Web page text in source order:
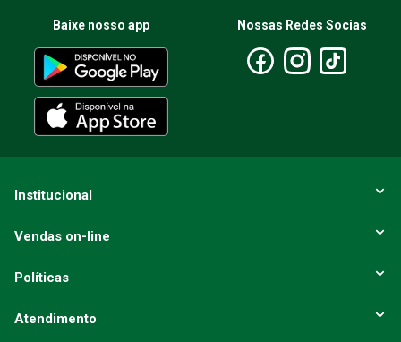
Baixe nosso app Nossas Redes Socias
Institucional
Vendas on-line
Políticas
Atendimento